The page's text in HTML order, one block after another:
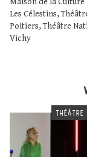
Les Célestins,
Poitiers, Théâtre
Vichy
THÉÂTRE